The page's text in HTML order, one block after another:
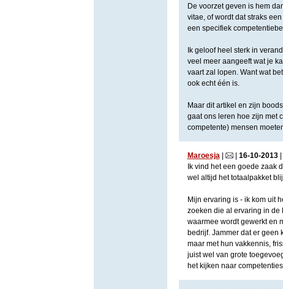
De voorzet geven is hem
vitae, of wordt dat straks
een specifiek
Ik geloof heel sterk in
veel meer aangeeft wat je
vaart zal lopen. Want wat
ook echt één is.
Maar dit artikel en zijn
gaat ons leren hoe zijn met
competente) mensen
Maroesja| | 16-10-2013|
Ik vind het een goede zaak
wel altijd het totaalpakket
Mijn ervaring is - ik kom uit
zoeken die al ervaring in de
waarmee wordt gewerkt en
bedrijf. Jammer dat er geen
maar met hun vakkennis,
juist wel van grote
het kijken naar